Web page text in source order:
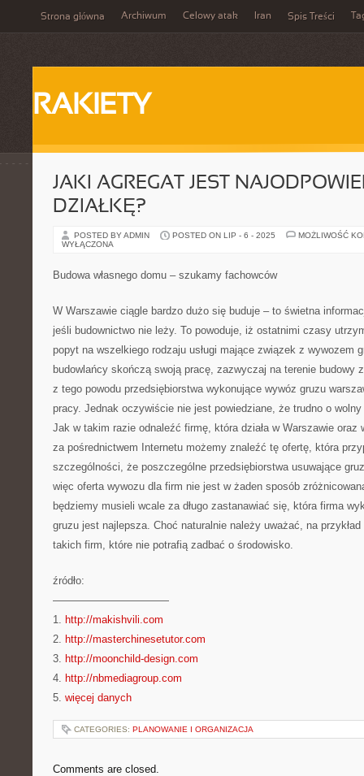
Strona główna Archiwum Celowy atak Iran Spis Treści
RAKIETY
JAKI AGREGAT JEST
DZIAŁKĘ?
POSTED BY ADMIN POSTED ON LIP - 6 - 2025
MOŻLIWOŚĆ
WYŁĄCZONA
Budowa własnego domu – szukamy fachowców
W Warszawie ciągle bardzo dużo się buduje – to świetna
jeśli budownictwo nie leży. To powoduje, iż ostatnimi czasy
popyt na wszelkiego rodzaju usługi mające związek z wywozem
budowlańcy skończą swoją pracę, zazwyczaj na terenie budowy
z tego powodu przedsiębiorstwa wykonujące wywóz gruzu
pracy. Jednak oczywiście nie jest powiedziane, że trudno o
Jak w takim razie odnaleźć firmę, która działa w Warszawie oraz
za pośrednictwem Internetu możemy znaleźć tę ofertę, która
szczególności, że poszczególne przedsiębiorstwa usuwające
więc oferta wywozu dla firm nie jest w żaden sposób
będziemy musieli wcale za długo zastanawiać się, która firma
gruzu jest najlepsza. Choć naturalnie należy uważać, na
takich firm, które nie potrafią zadbać o środowisko.
źródło:
———————————
1. http://makishvili.com
2. http://masterchinesetutor.com
3. http://moonchild-design.com
4. http://nbmediagroup.com
5. więcej danych
CATEGORIES: PLANOWANIE I ORGANIZACJA
Comments are closed.